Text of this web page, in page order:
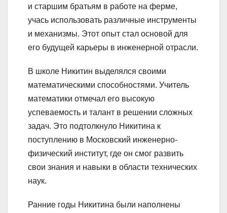
и старшим братьям в работе на ферме,
учась использовать различные инструменты
и механизмы. Этот опыт стал основой для
его будущей карьеры в инженерной отрасли.
В школе Никитин выделялся своими
математическими способностями. Учитель
математики отмечал его высокую
успеваемость и талант в решении сложных
задач. Это подтолкнуло Никитина к
поступлению в Московский инженерно-
физический институт, где он смог развить
свои знания и навыки в области технических
наук.
Ранние годы Никитина были наполнены